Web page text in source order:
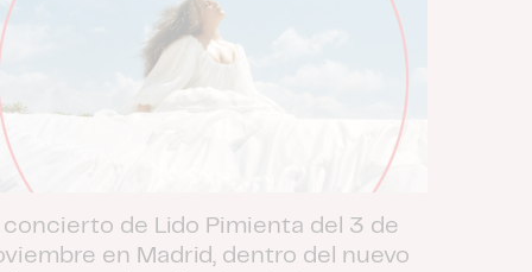
concierto de Lido Pimienta del 3 de
en Madrid, dentro del nuevo